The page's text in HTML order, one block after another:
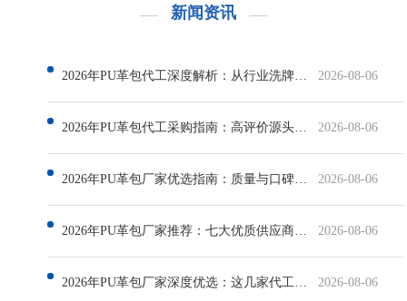
新闻资讯
2026-08-06
2026-08-06
2026-08-06
2026-08-06
2026-08-06